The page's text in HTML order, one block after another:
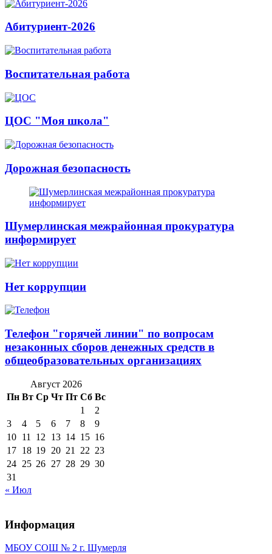
Абитуриент-2026
Воспитательная работа
ЦОС "Моя школа"
Дорожная безопасность
Шумерлинская межрайонная прокуратура
информирует
Нет коррупции
Телефон "горячей линии" по вопросам
незаконных сборов денежных средств в
общеобразовательных организациях
Август 2026
Пн Вт Ср Чт Пт Сб Вс
1
2
3
4 5 6 7 8
9
10 11 12 13 14 15 16
17 18 19 20 21 22 23
24 25 26 27 28 29 30
31
« Июл
Информация
МБОУ СОШ № 2 г. Шумерля